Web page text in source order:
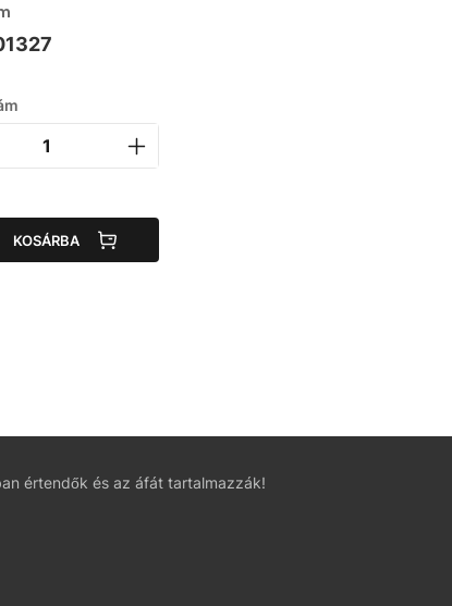
KOSÁRBA
értendők és az áfát tartalmazzák!